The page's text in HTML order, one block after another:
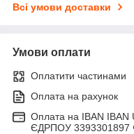
Всі умови доставки
Умови оплати
Оплатити частинами
Оплата на рахунок
Оплата на IBAN IBAN
ЄДРПОУ 3393301897